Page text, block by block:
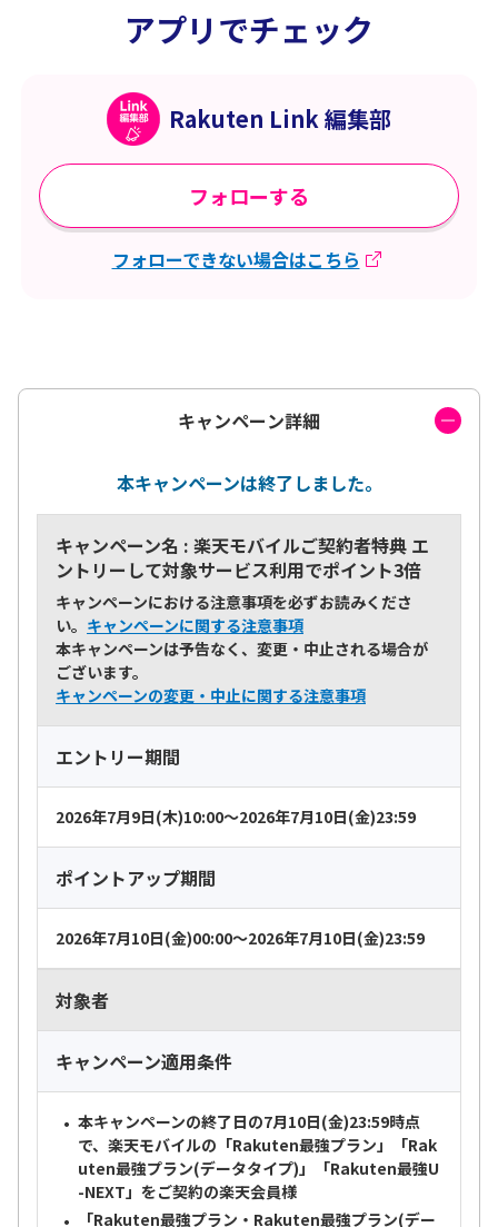
アプリでチェック
Rakuten Link 編集部
フォローする
フォローできない場合はこちら
キャンペーン詳細
本キャンペーンは終了しました。
キャンペーン名 : 楽天モバイルご契約者特典 エ
ントリーして対象サービス利用でポイント3倍
キャンペーンにおける注意事項を必ずお読みくださ
い。 キャンペーンに関する注意事項
本キャンペーンは予告なく、変更・中止される場合が
ございます。
キャンペーンの変更・中止に関する注意事項
エントリー期間
2026年7月9日(木)10:00～2026年7月10日(金)23:59
ポイントアップ期間
2026年7月10日(金)00:00～2026年7月10日(金)23:59
対象者
キャンペーン適用条件
本キャンペーンの終了日の7月10日(金)23:59時点
で、楽天モバイルの「Rakuten最強プラン」「Rak
uten最強プラン(データタイプ)」「Rakuten最強U
-NEXT」をご契約の楽天会員様
「Rakuten最強プラン・Rakuten最強プラン(デー